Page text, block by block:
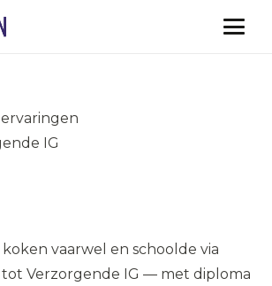
IG
koken vaarwel en schoolde via
tot Verzorgende IG — met diploma